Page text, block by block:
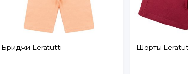
Бриджи Leratutti Шорты